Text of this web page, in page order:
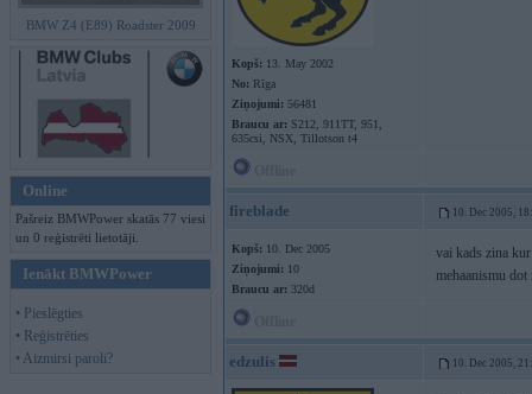
BMW Z4 (E89) Roadster 2009
Online
Pašreiz BMWPower skatās 77 viesi
un 0 reģistrēti lietotāji.
Ienākt BMWPower
• Pieslēgties
• Reģistrēties
• Aizmirsi paroli?
Kopš: 13. May 2002
No: Rīga
Ziņojumi: 56481
Braucu ar: S212, 911TT, 951,
635csi, NSX, Tillotson t4
fireblade 10. Dec 2005,
Kopš: 10. Dec 2005
Ziņojumi: 10
Braucu ar: 320d
vai kads zina
mehaanismu dot
edzulis 10. Dec 2005,